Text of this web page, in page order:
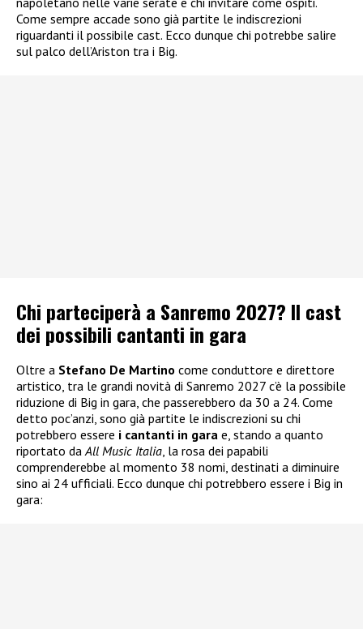
Come sempre accade sono già partite le indiscrezioni
riguardanti il possibile cast. Ecco dunque chi potrebbe salire
sul palco dell’Ariston tra i Big.
Chi parteciperà a Sanremo 2027? Il cast
dei possibili cantanti in gara
Oltre a Stefano De Martino come conduttore e direttore
artistico, tra le grandi novità di Sanremo 2027 c’è la possibile
riduzione di Big in gara, che passerebbero da 30 a 24. Come
detto poc’anzi, sono già partite le indiscrezioni su chi
potrebbero essere i cantanti in gara e, stando a quanto
riportato da All Music Italia , la rosa dei papabili
comprenderebbe al momento 38 nomi, destinati a diminuire
sino ai 24 ufficiali. Ecco dunque chi potrebbero essere i Big in
gara: